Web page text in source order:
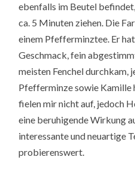
ebenfalls im Beutel
ca. 5 Minuten ziehen. Die
einem Pfefferminztee. Er
Geschmack, fein
meisten Fenchel durchkam,
Pfefferminze sowie Kamille
fielen mir nicht auf, jedoch
eine beruhigende Wirkung
interessante und neuartige
probierenswert.